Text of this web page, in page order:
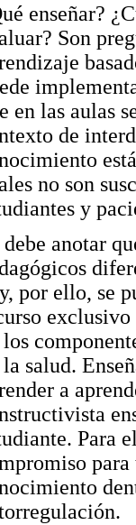
enseñar?
Son
en las aulas
de
no son
y
debe anotar
por ello, se
los
la salud.
a
Para